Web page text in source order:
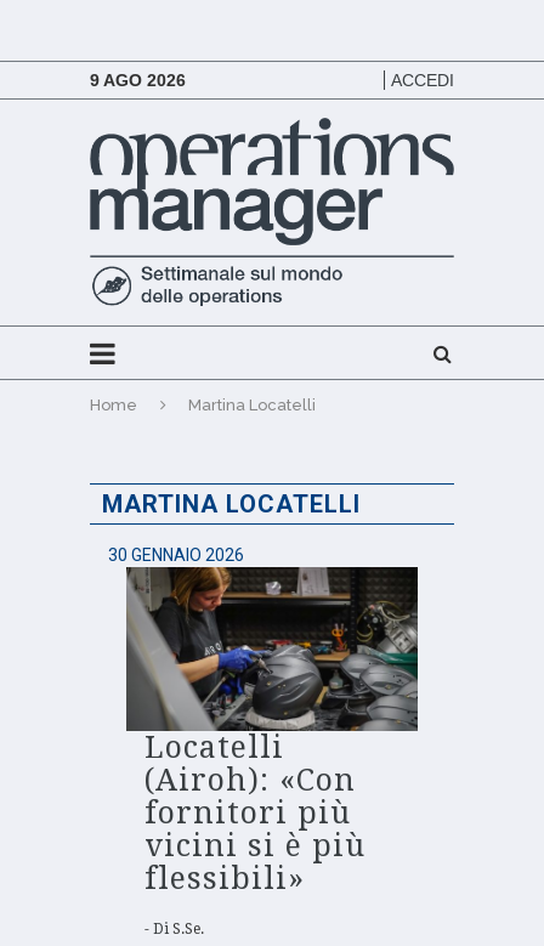
9 AGO 2026 ACCEDI
Home Martina Locatelli
MARTINA LOCATELLI
30 GENNAIO 2026
Locatelli
(Airoh): «Con
fornitori più
vicini si è più
flessibili»
Di S.Se.